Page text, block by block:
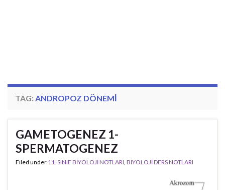
TAG: ANDROPOZ DÖNEMI
GAMETOGENEZ 1-
SPERMATOGENEZ
Filed under 11. SINIF BİYOLOJİ NOTLARI BİYOLOJİ DERS NOTLARI